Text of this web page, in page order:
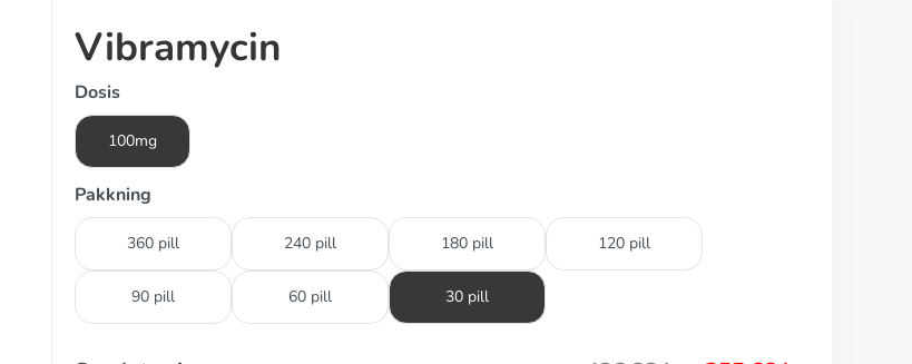
Vibramycin
Dosis
100mg
Pakkning
360 pill 240 pill 180 pill 120 pill
90 pill 60 pill 30 pill